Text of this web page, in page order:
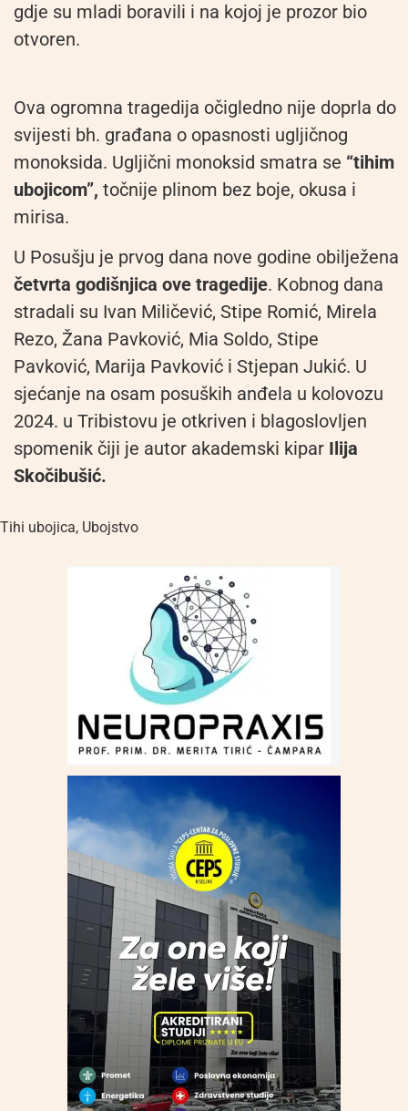
gdje su mladi boravili i na kojoj je prozor bio
otvoren.
Ova ogromna tragedija očigledno nije doprla do
svijesti bh. građana o opasnosti ugljičnog
monoksida. Ugljični monoksid smatra se “tihim
ubojicom”, točnije plinom bez boje, okusa i
mirisa.
U Posušju je prvog dana nove godine obilježena
četvrta godišnjica ove tragedije. Kobnog dana
stradali su Ivan Miličević, Stipe Romić, Mirela
Rezo, Žana Pavković, Mia Soldo, Stipe
Pavković, Marija Pavković i Stjepan Jukić. U
sjećanje na osam posuških anđela u kolovozu
2024. u Tribistovu je otkriven i blagoslovljen
spomenik čiji je autor akademski kipar Ilija
Skočibušić.
Tihi ubojica, Ubojstvo